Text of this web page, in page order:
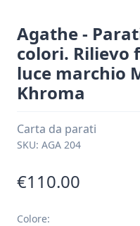
Agathe -
colori. Rilievo
luce marchio
Khroma
Carta da parati
SKU: AGA 204
€110.00
Colore: